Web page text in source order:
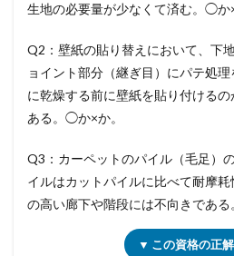
生地の必要量が少なくて済む。◯か×
Q2：壁紙の貼り替えにおいて、下
ョイント部分（継ぎ目）にパテ処
に乾燥する前に壁紙を貼り付ける
ある。◯か×か。
Q3：カーペットのパイル（毛足）
イルはカットパイルに比べて耐摩
の高い廊下や階段には不向きである
▼ この資格の正